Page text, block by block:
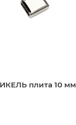
плита 10 мм